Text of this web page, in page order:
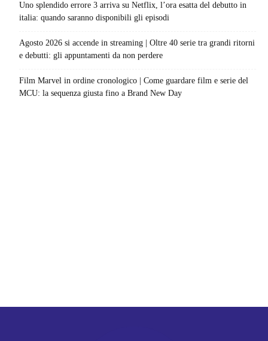
Uno splendido errore 3 arriva su Netflix, l’ora esatta del debutto in
italia: quando saranno disponibili gli episodi
Agosto 2026 si accende in streaming | Oltre 40 serie tra grandi ritorni
e debutti: gli appuntamenti da non perdere
Film Marvel in ordine cronologico | Come guardare film e serie del
MCU: la sequenza giusta fino a Brand New Day